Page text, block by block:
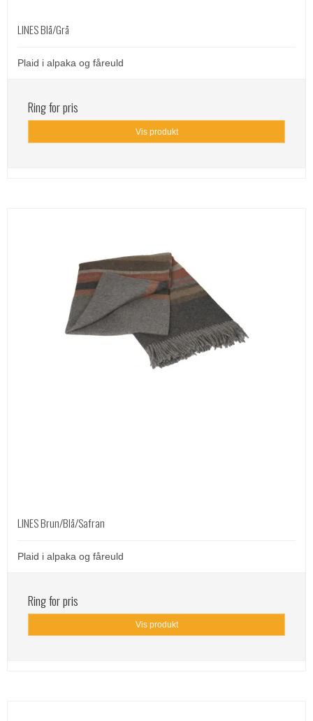
LINES Blå/Grå
Plaid i alpaka og fåreuld
Ring for pris
Vis produkt
LINES Brun/Blå/Safran
Plaid i alpaka og fåreuld
Ring for pris
Vis produkt